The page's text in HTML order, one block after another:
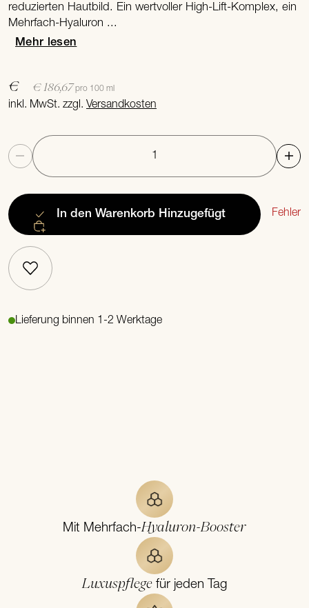
reduzierten Hautbild. Ein wertvoller High-Lift-Komplex, ein
Mehrfach-Hyaluron ...
Mehr lesen
€ € 186,67 pro 100 ml
inkl. MwSt. zzgl.Versandkosten
Anzahl
In den Warenkorb Hinzugefügt Fehler
Lieferung binnen 1-2 Werktage
Mit Mehrfach-Hyaluron-Booster
Luxuspflege für jeden Tag